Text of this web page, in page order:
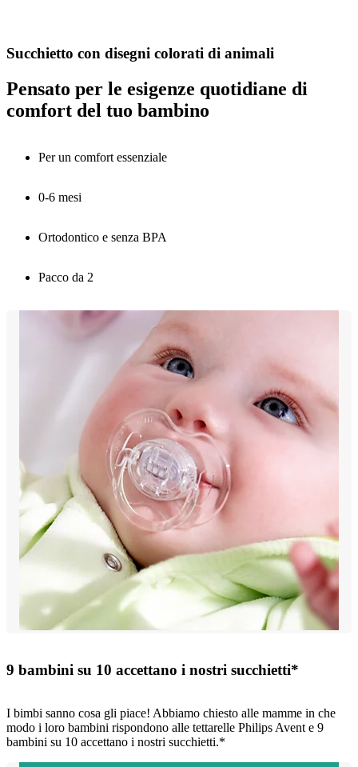
Succhietto con disegni colorati di animali
Pensato per le esigenze quotidiane di
comfort del tuo bambino
Per un comfort essenziale
0-6 mesi
Ortodontico e senza BPA
Pacco da 2
9 bambini su 10 accettano i nostri succhietti*
I bimbi sanno cosa gli piace! Abbiamo chiesto alle mamme in che
modo i loro bambini rispondono alle tettarelle Philips Avent e 9
bambini su 10 accettano i nostri succhietti.*